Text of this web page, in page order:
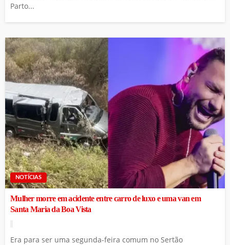
Parto...
NOTÍCIAS
Mulher morre em acidente entre carro de luxo e uma van em
Santa Maria da Boa Vista
Era para ser uma segunda-feira comum no Sertão